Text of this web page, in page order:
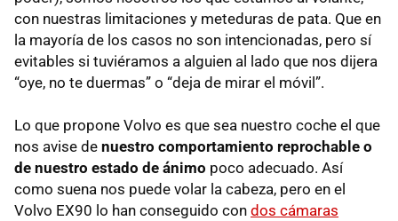
con nuestras limitaciones y meteduras de pata. Que en
la mayoría de los casos no son intencionadas, pero sí
evitables si tuviéramos a alguien al lado que nos dijera
“oye, no te duermas” o “deja de mirar el móvil”.
Lo que propone Volvo es que sea nuestro coche el que
nos avise de nuestro comportamiento reprochable o
de nuestro estado de ánimo poco adecuado. Así
como suena nos puede volar la cabeza, pero en el
Volvo EX90 lo han conseguido con dos cámaras